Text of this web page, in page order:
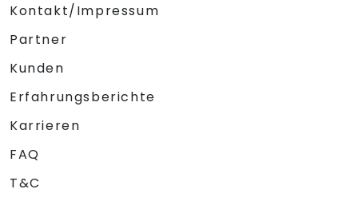
Kontakt/Impressum
Partner
Kunden
Erfahrungsberichte
Karrieren
FAQ
T&C